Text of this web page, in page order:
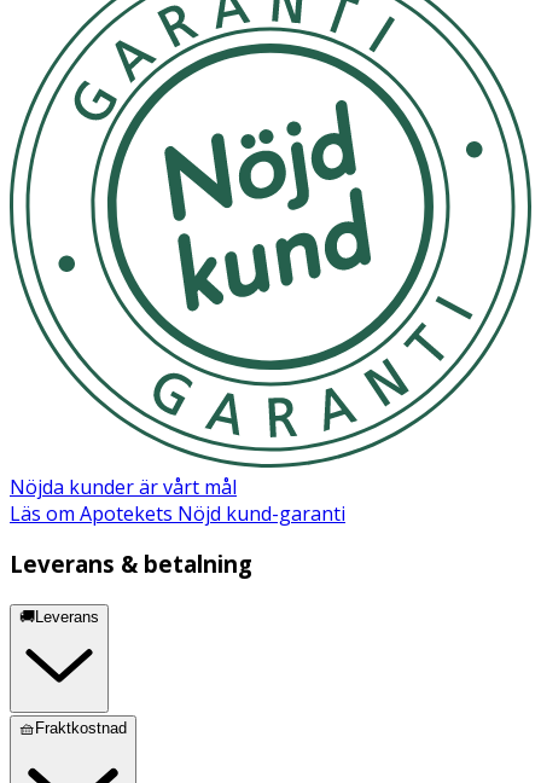
toppar om man har ett torrt hår.
- Avsluta gärna med inpackning för att återfukta och ge
glans till håret.
Inneh
åll
Aqua, Sodium Lauroyl Methyl Isethionate,
Cocamidopropyl Betaine, Disodium Laureth
Sulfosuccinate, Sodium Lauryl Sulfoacetate, Glycol
Distearate, Argania Spinosa Kernel Oil, Helianthus
Annuus Seed Extract, Glycerin, Guar
Hydroxypropyltrimonium Chloride, PEG150
Pentaerythrityl Tetrastearate, PPG-2 Hydroxyethyl
Cocamide, Butylene Glycol, Quaternium-95, Propanediol,
Pentaerythrityl Tetra-Di-T-Butyl
Hydroxyhydrocinnamate, Benzoic Acid, Dehydroacetic
Acid, Lactic Acid, Phenoxyethanol, Parfum, Acid Violet 43.
Nöjda kunder är vårt mål
Läs om Apotekets Nöjd kund-garanti
Leverans & betalning
🚚Leverans
🧺Fraktkostnad